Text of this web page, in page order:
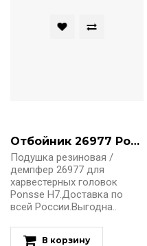
Отбойник 26977 Ponsse H7
Подушка резиновая /
демпфер 26977 для
харвестерных головок
Ponsse H7.Доставка по
всей России.Выгодна..
В корзину